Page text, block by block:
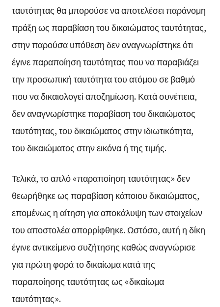
ταυτότητας θα μπορούσε να αποτελέσει παράνομη
πράξη ως παραβίαση του δικαιώματος ταυτότητας,
στην παρούσα υπόθεση δεν αναγνωρίστηκε ότι
έγινε παραποίηση ταυτότητας που να παραβιάζει
την προσωπική ταυτότητα του ατόμου σε βαθμό
που να δικαιολογεί αποζημίωση. Κατά συνέπεια,
δεν αναγνωρίστηκε παραβίαση του δικαιώματος
ταυτότητας, του δικαιώματος στην ιδιωτικότητα,
του δικαιώματος στην εικόνα ή της τιμής.
Τελικά, το απλό «παραποίηση ταυτότητας» δεν
θεωρήθηκε ως παραβίαση κάποιου δικαιώματος,
επομένως η αίτηση για αποκάλυψη των στοιχείων
του αποστολέα απορρίφθηκε. Ωστόσο, αυτή η δίκη
έγινε αντικείμενο συζήτησης καθώς αναγνώρισε
για πρώτη φορά το δικαίωμα κατά της
παραποίησης ταυτότητας ως «δικαίωμα
ταυτότητας».